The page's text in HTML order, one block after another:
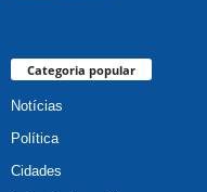
Categoria popular
Notícias
Política
Cidades